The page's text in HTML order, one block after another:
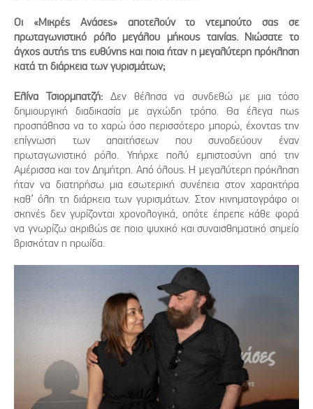
Οι «Μικρές Ανάσες» αποτελούν το ντεμπούτο σας σε
πρωταγωνιστικό ρόλο μεγάλου μήκους ταινίας. Νιώσατε το
άγχος αυτής της ευθύνης και ποια ήταν η μεγαλύτερη πρόκληση
κατά τη διάρκεια των γυρισμάτων;
Ελίνα Τσιορμπατζή: Δεν θέλησα να συνδεθώ με μια τόσο
δημιουργική διαδικασία με αγχώδη τρόπο. Θα έλεγα πως
προσπάθησα να το χαρώ όσο περισσότερο μπορώ, έχοντας την
επίγνωση των απαιτήσεων που συνοδεύουν έναν
πρωταγωνιστικό ρόλο. Υπήρχε πολύ εμπιστοσύνη από την
Αμέρισσα και τον Δημήτρη. Από όλους. Η μεγαλύτερη πρόκληση
ήταν να διατηρήσω μια εσωτερική συνέπεια στον χαρακτήρα
καθ’ όλη τη διάρκεια των γυρισμάτων. Στον κινηματογράφο οι
σκηνές δεν γυρίζονται χρονολογικά, οπότε έπρεπε κάθε φορά
να γνωρίζω ακριβώς σε ποιο ψυχικό και συναισθηματικό σημείο
βρισκόταν η ηρωίδα.